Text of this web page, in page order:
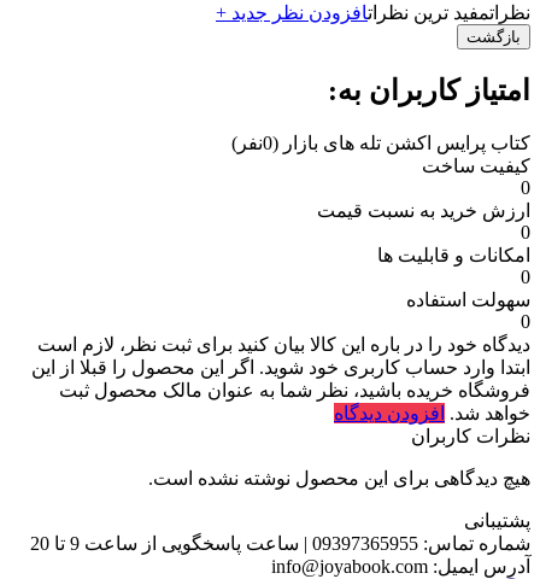
نظراتمفید ترین نظراتافزودن نظر جدید +
بازگشت
امتیاز کاربران به:
کتاب پرایس اکشن تله های بازار (0نفر)
کیفیت ساخت
0
ارزش خرید به نسبت قیمت
0
امکانات و قابلیت ها
0
سهولت استفاده
0
دیدگاه خود را در باره این کالا بیان کنید برای ثبت نظر، لازم است
ابتدا وارد حساب کاربری خود شوید. اگر این محصول را قبلا از این
فروشگاه خریده باشید، نظر شما به عنوان مالک محصول ثبت
خواهد شد. افزودن دیدگاه
نظرات کاربران
هیچ دیدگاهی برای این محصول نوشته نشده است.
پشتیبانی
شماره تماس: 09397365955
| ساعت پاسخگویی از ساعت 9 تا 20
آدرس ایمیل: info@joyabook.com